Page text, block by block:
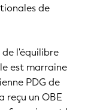
de
l'équilibre
est marraine
PDG de
reçu un OBE